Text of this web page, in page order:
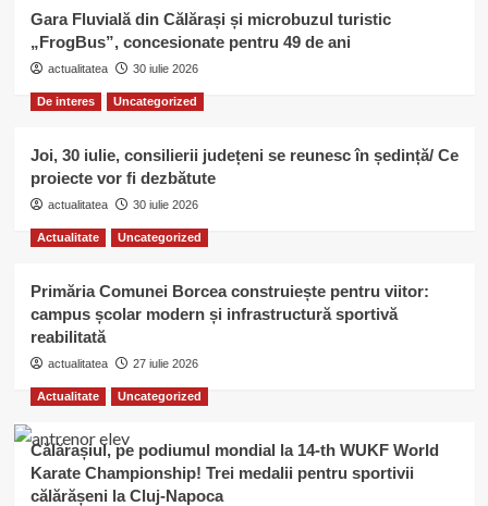
deschidă
porţile
Gara Fluvială din Călărași și microbuzul turistic
„FrogBus”, concesionate pentru 49 de ani
actualitatea 30 iulie 2026
De interes Uncategorized
Joi, 30 iulie, consilierii județeni se reunesc în ședință/ Ce
proiecte vor fi dezbătute
actualitatea 30 iulie 2026
Actualitate Uncategorized
Primăria Comunei Borcea construiește pentru viitor:
campus școlar modern și infrastructură sportivă
reabilitată
actualitatea 27 iulie 2026
Actualitate Uncategorized
Călărașiul, pe podiumul mondial la 14-th WUKF World
Karate Championship! Trei medalii pentru sportivii
călărășeni la Cluj-Napoca